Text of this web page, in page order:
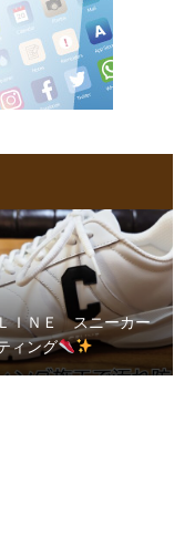
ＩＮＥ スニーカー
ィング